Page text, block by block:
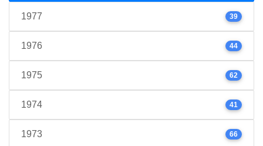
1977 39
1976 44
1975 62
1974 41
1973 66